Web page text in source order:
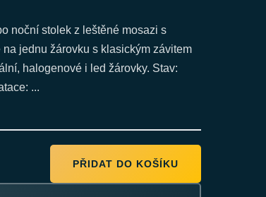
noční stolek z leštěné mosazi s
jednu žárovku s klasickým závitem
halogenové i led žárovky. Stav:
...
PŘIDAT DO KOŠÍKU